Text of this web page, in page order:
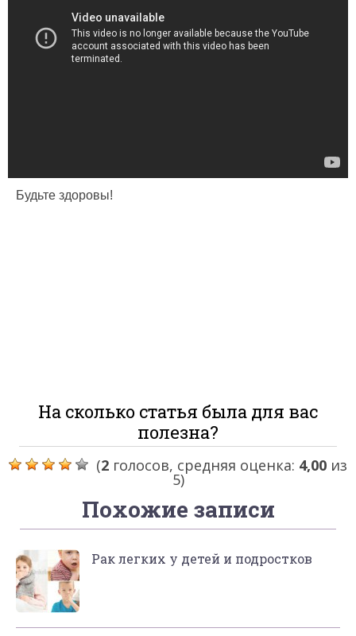
Будьте здоровы!
На сколько статья была для вас
полезна?
(2 голосов, средняя оценка: 4,00 из
5)
Похожие записи
Рак легких у детей и подростков